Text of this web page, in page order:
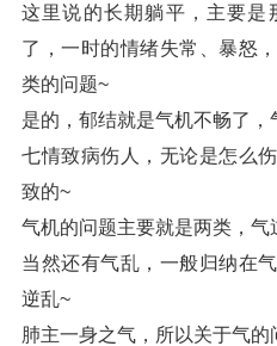
这里说的长期躺平，主要是
了，一时的情绪失常、暴怒
类的问题~
是的，郁结就是气机不畅了，
七情致病伤人，无论是怎么
致的~
气机的问题主要就是两类，气
当然还有气乱，一般归纳在
逆乱~
肺主一身之气，所以关于气